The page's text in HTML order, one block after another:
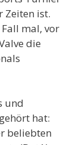
Zeiten ist.
mal, vor
die
und
hat:
beliebten